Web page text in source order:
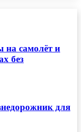
на самолёт и
без
для